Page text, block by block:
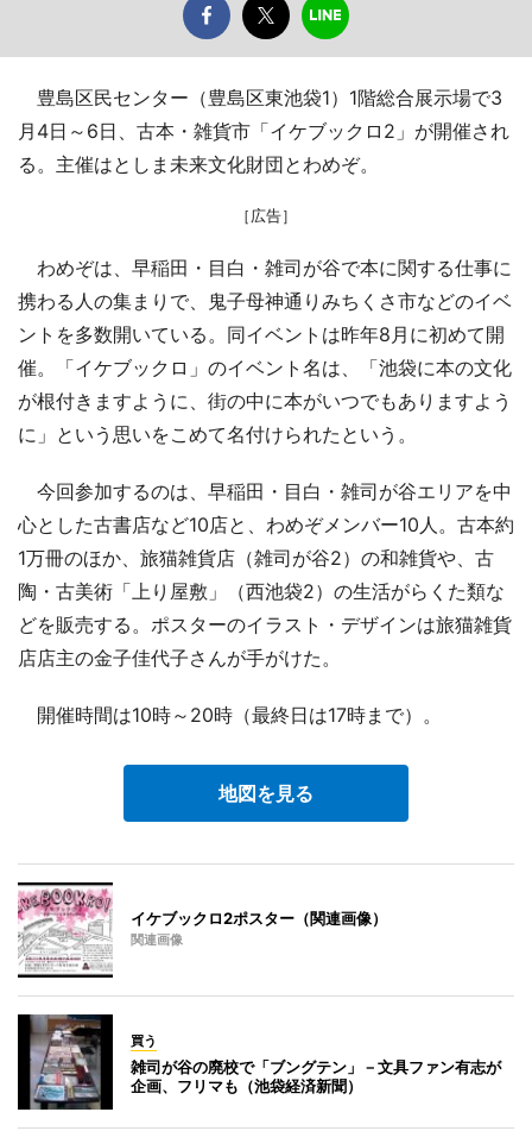
豊島区民センター（豊島区東池袋1）1階総合展示場で3
月4日～6日、古本・雑貨市「イケブックロ2」が開催され
る。主催はとしま未来文化財団とわめぞ。
［広告］
わめぞは、早稲田・目白・雑司が谷で本に関する仕事に
携わる人の集まりで、鬼子母神通りみちくさ市などのイベ
ントを多数開いている。同イベントは昨年8月に初めて開
催。「イケブックロ」のイベント名は、「池袋に本の文化
が根付きますように、街の中に本がいつでもありますよう
に」という思いをこめて名付けられたという。
今回参加するのは、早稲田・目白・雑司が谷エリアを中
心とした古書店など10店と、わめぞメンバー10人。古本約
1万冊のほか、旅猫雑貨店（雑司が谷2）の和雑貨や、古
陶・古美術「上り屋敷」（西池袋2）の生活がらくた類な
どを販売する。ポスターのイラスト・デザインは旅猫雑貨
店店主の金子佳代子さんが手がけた。
開催時間は10時～20時（最終日は17時まで）。
地図を見る
イケブックロ2ポスター（関連画像）
関連画像
買う
雑司が谷の廃校で「ブングテン」－文具ファン有志が
企画、フリマも（池袋経済新聞）